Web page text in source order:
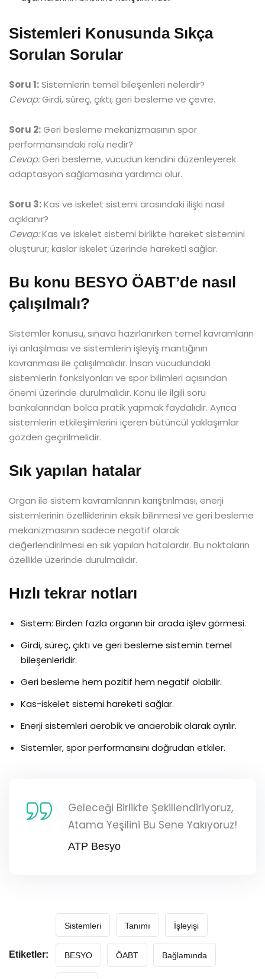
Sistemleri Konusunda Sıkça
Sorulan Sorular
Soru 1:Sistemlerin temel bileşenleri nelerdir?
Cevap:Girdi, süreç, çıktı, geri besleme ve çevre.
Soru 2:Geri besleme mekanizmasının spor
performansındaki rolü nedir?
Cevap:Geri besleme, vücudun kendini düzenleyerek
adaptasyon sağlamasına yardımcı olur.
Soru 3:Kas ve iskelet sistemi arasındaki ilişki nasıl
açıklanır?
Cevap:Kas ve iskelet sistemi birlikte hareket sistemini
oluşturur; kaslar iskelet üzerinde hareketi sağlar.
Bu konu BESYO ÖABT’de nasıl
çalışılmalı?
Sistemler konusu, sınava hazırlanırken temel kavramların
iyi anlaşılması ve sistemlerin işleyiş mantığının
kavranması ile çalışılmalıdır. İnsan vücudundaki
sistemlerin fonksiyonları ve spor bilimleri açısından
önemi üzerinde durulmalıdır. Konu ile ilgili soru
bankalarından bolca pratik yapmak faydalıdır. Ayrıca
sistemlerin etkileşimlerini içeren bütüncül yaklaşımlar
gözden geçirilmelidir.
Sık yapılan hatalar
Organ ile sistem kavramlarının karıştırılması, enerji
sistemlerinin özelliklerinin eksik bilinmesi ve geri besleme
mekanizmasının sadece negatif olarak
değerlendirilmesi en sık yapılan hatalardır. Bu noktaların
özellikle üzerinde durulmalıdır.
Hızlı tekrar notları
Sistem: Birden fazla organın bir arada işlev görmesi.
Girdi, süreç, çıktı ve geri besleme sistemin temel
bileşenleridir.
Geri besleme hem pozitif hem negatif olabilir.
Kas-iskelet sistemi hareketi sağlar.
Enerji sistemleri aerobik ve anaerobik olarak ayrılır.
Sistemler, spor performansını doğrudan etkiler.
Geleceği Birlikte Şekillendiriyoruz,
Atama Yeşilini Bu Sene Yakıyoruz!
ATP Besyo
Etiketler:
Sistemleri Tanımı İşleyişi
BESYO ÖABT Bağlamında